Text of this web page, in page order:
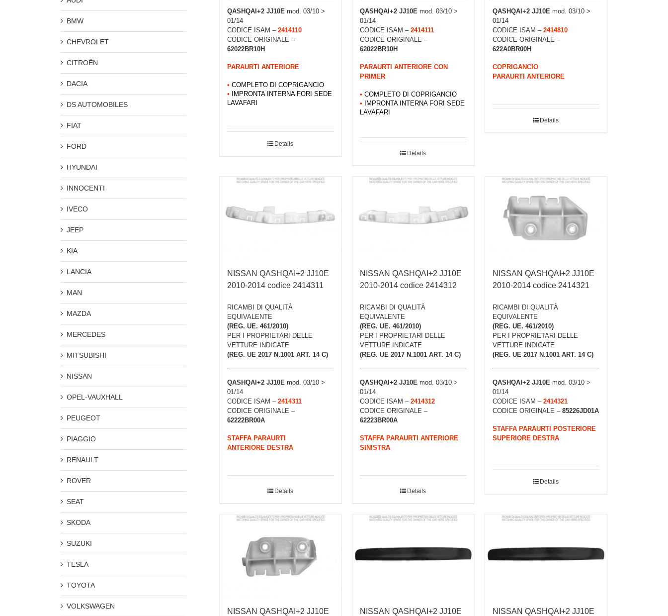
QASHQAI+2 JJ10E mod. 03/10 >
01/14
CODICE ISAM – 2414110
CODICE ORIGINALE –
62022BR10H
PARAURTI ANTERIORE
• COMPLETO DI COPRIGANCIO
•
IMPRONTA INTERNA FORI SEDE
LAVAFARI
Details
QASHQAI+2 JJ10Emod. 03/10 >
01/14
CODICE ISAM – 2414111
CODICE ORIGINALE –
62022BR10H
PARAURTI ANTERIORE CON
PRIMER
• COMPLETO DI COPRIGANCIO
•
IMPRONTA INTERNA FORI SEDE
LAVAFARI
Details
QASHQAI+2 JJ10Emod. 03/10 >
01/14
CODICE ISAM – 2414810
CODICE ORIGINALE –
622A0BR00H
COPRIGANCIO
PARAURTI ANTERIORE
Details
NISSAN QASHQAI+2 JJ10E
2010-2014 codice 2414311
RICAMBI DI QUALITÀ
EQUIVALENTE
(REG. UE. 461/2010)
PER I PROPRIETARI DELLE
VETTURE INDICATE
(REG. UE 2017 N.1001 ART. 14 C)
QASHQAI+2 JJ10E mod. 03/10 >
01/14
CODICE ISAM – 2414311
CODICE ORIGINALE –
62222BR00A
STAFFA PARAURTI
ANTERIORE DESTRA
Details
NISSAN QASHQAI+2 JJ10E
2010-2014 codice 2414312
RICAMBI DI QUALITÀ
EQUIVALENTE
(REG. UE. 461/2010)
PER I PROPRIETARI DELLE
VETTURE INDICATE
(REG. UE 2017 N.1001 ART. 14 C)
QASHQAI+2 JJ10E mod. 03/10 >
01/14
CODICE ISAM – 2414312
CODICE ORIGINALE –
62223BR00A
STAFFA PARAURTI ANTERIORE
SINISTRA
Details
NISSAN QASHQAI+2 JJ10E
2010-2014 codice 2414321
RICAMBI DI QUALITÀ
EQUIVALENTE
(REG. UE. 461/2010)
PER I PROPRIETARI DELLE
VETTURE INDICATE
(REG. UE 2017 N.1001 ART. 14 C)
QASHQAI+2 JJ10E mod. 03/10 >
01/14
CODICE ISAM – 2414321
CODICE ORIGINALE – 85226JD01A
STAFFA PARAURTI POSTERIORE
SUPERIORE DESTRA
Details
NISSAN QASHQAI+2 JJ10E
NISSAN QASHQAI+2 JJ10E
NISSAN QASHQAI+2 JJ10E
BMW
CHEVROLET
CITROËN
DACIA
DS AUTOMOBILES
FIAT
FORD
HYUNDAI
INNOCENTI
IVECO
JEEP
KIA
LANCIA
MAN
MAZDA
MERCEDES
MITSUBISHI
NISSAN
OPEL-VAUXHALL
PEUGEOT
PIAGGIO
RENAULT
ROVER
SEAT
SKODA
SUZUKI
TESLA
TOYOTA
VOLKSWAGEN